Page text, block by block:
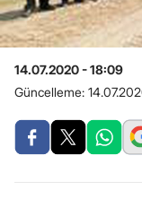
14.07.2020 - 18:09
Güncelleme: